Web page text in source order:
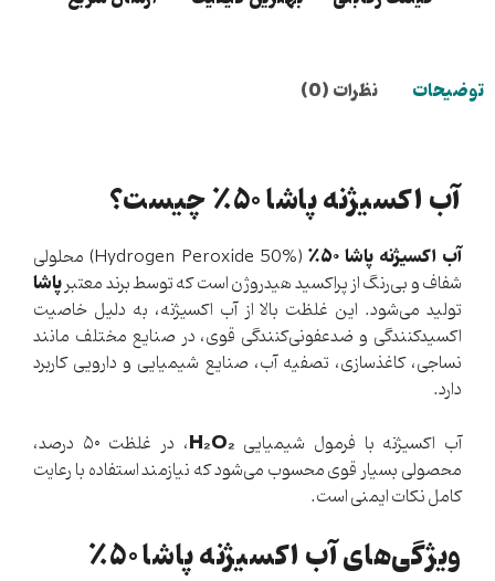
توضیحات نظرات (0)
آب اکسیژنه پاشا ۵۰٪ چیست؟
آب اکسیژنه پاشا ۵۰٪
(Hydrogen Peroxide 50%) محلولی
شفاف و بی‌رنگ از پراکسید هیدروژن است که توسط برند معتبرپاشا
تولید می‌شود. این غلظت بالا از آب اکسیژنه، به دلیل خاصیت
اکسیدکنندگی و ضدعفونی‌کنندگی قوی، در صنایع مختلف مانند
نساجی، کاغذسازی، تصفیه آب، صنایع شیمیایی و دارویی کاربرد
دارد.
آب اکسیژنه با فرمول شیمیایی H₂O₂
، در غلظت ۵۰ درصد،
محصولی بسیار قوی محسوب می‌شود که نیازمند استفاده با رعایت
کامل نکات ایمنی است.
ویژگی‌های آب اکسیژنه پاشا ۵۰٪